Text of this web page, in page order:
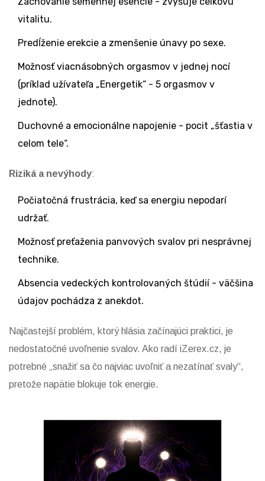
vitalitu.
Predĺženie erekcie a zmenšenie únavy po sexe.
Možnosť viacnásobných orgasmov v jednej nocí
(príklad užívateľa „Energetik“ - 5 orgasmov v
jednote).
Duchovné a emocionálne napojenie - pocit „šťastia v
celom tele“.
Riziká a nevýhody:
Počiatočná frustrácia, keď sa energiu nepodarí
udržať.
Možnosť preťaženia panvových svalov pri nesprávnej
technike.
Absencia vedeckých kontrolovaných štúdií - väčšina
údajov pochádza z anekdot.
Najčastejší problém, ktorý hlásia začínajúci praktici, je
nedostatočné uvoľnenie svalov. Ako radí iZerex.cz, je
potrebné „snažiť sa čo najviac uvoľniť a nezatínať svaly“,
pretože napätie blokuje tok energie.